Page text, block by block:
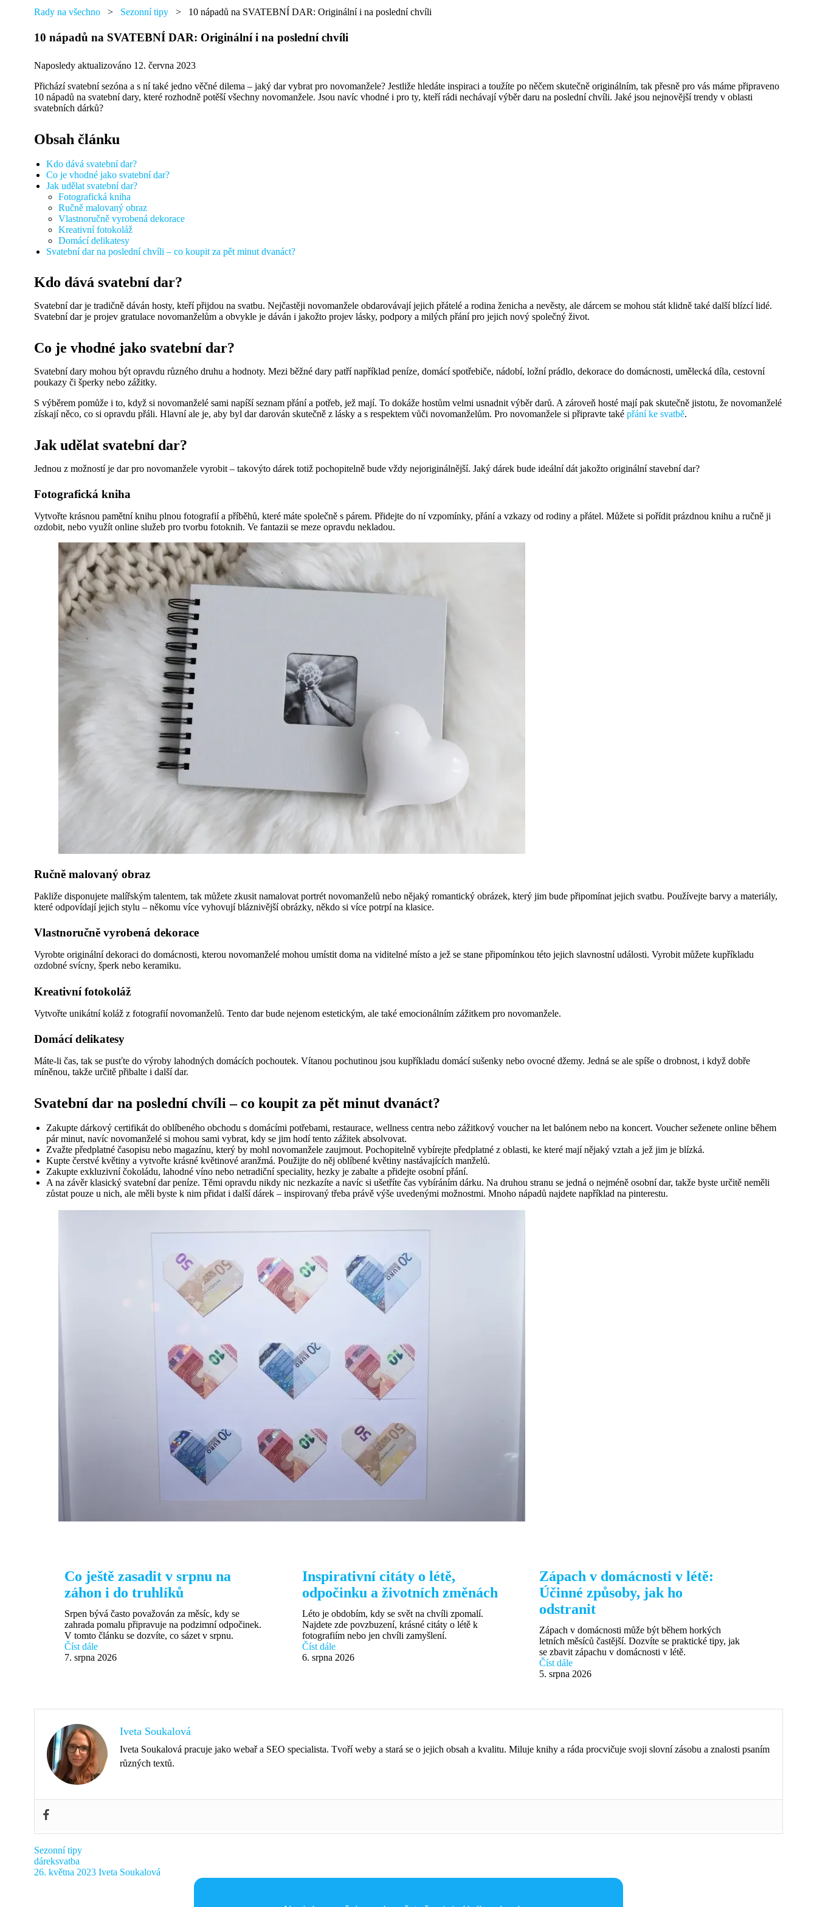
každého
Rady na všechno > Sezonní tipy > 10 nápadů na SVATEBNÍ DAR: Originální i na poslední chvíli
10 nápadů na SVATEBNÍ DAR: Originální i na poslední chvíli
Naposledy aktualizováno 12. června 2023
Přichází svatební sezóna a s ní také jedno věčné dilema – jaký dar vybrat pro novomanžele? Jestliže hledáte inspiraci a toužíte po něčem skutečně originálním, tak přesně pro vás máme připraveno
10 nápadů na svatební dary, které rozhodně potěší všechny novomanžele. Jsou navíc vhodné i pro ty, kteří rádi nechávají výběr daru na poslední chvíli. Jaké jsou nejnovější trendy v oblasti
svatebních dárků?
Obsah článku
Kdo dává svatební dar?
Co je vhodné jako svatební dar?
Jak udělat svatební dar?
Fotografická kniha
Ručně malovaný obraz
Vlastnoručně vyrobená dekorace
Kreativní fotokoláž
Domácí delikatesy
Svatební dar na poslední chvíli – co koupit za pět minut dvanáct?
Kdo dává svatební dar?
Svatební dar je tradičně dáván hosty, kteří přijdou na svatbu. Nejčastěji novomanžele obdarovávají jejich přátelé a rodina ženicha a nevěsty, ale dárcem se mohou stát klidně také další blízcí lidé.
Svatební dar je projev gratulace novomanželům a obvykle je dáván i jakožto projev lásky, podpory a milých přání pro jejich nový společný život.
Co je vhodné jako svatební dar?
Svatební dary mohou být opravdu různého druhu a hodnoty. Mezi běžné dary patří například peníze, domácí spotřebiče, nádobí, ložní prádlo, dekorace do domácnosti, umělecká díla, cestovní
poukazy či šperky nebo zážitky.
S výběrem pomůže i to, když si novomanželé sami napíší seznam přání a potřeb, jež mají. To dokáže hostům velmi usnadnit výběr darů. A zároveň hosté mají pak skutečně jistotu, že novomanželé
získají něco, co si opravdu přáli. Hlavní ale je, aby byl dar darován skutečně z lásky a s respektem vůči novomanželům. Pro novomanžele si připravte také přání ke svatbě.
Jak udělat svatební dar?
Jednou z možností je dar pro novomanžele vyrobit – takovýto dárek totiž pochopitelně bude vždy nejoriginálnější. Jaký dárek bude ideální dát jakožto originální stavební dar?
Fotografická kniha
Vytvořte krásnou pamětní knihu plnou fotografií a příběhů, které máte společně s párem. Přidejte do ní vzpomínky, přání a vzkazy od rodiny a přátel. Můžete si pořídit prázdnou knihu a ručně ji
ozdobit, nebo využít online služeb pro tvorbu fotoknih. Ve fantazii se meze opravdu nekladou.
Ručně malovaný obraz
Pakliže disponujete malířským talentem, tak můžete zkusit namalovat portrét novomanželů nebo nějaký romantický obrázek, který jim bude připomínat jejich svatbu. Používejte barvy a materiály,
které odpovídají jejich stylu – někomu více vyhovují bláznivější obrázky, někdo si více potrpí na klasice.
Vlastnoručně vyrobená dekorace
Vyrobte originální dekoraci do domácnosti, kterou novomanželé mohou umístit doma na viditelné místo a jež se stane připomínkou této jejich slavnostní události. Vyrobit můžete kupříkladu
ozdobné svícny, šperk nebo keramiku.
Kreativní fotokoláž
Vytvořte unikátní koláž z fotografií novomanželů. Tento dar bude nejenom estetickým, ale také emocionálním zážitkem pro novomanžele.
Domácí delikatesy
Máte-li čas, tak se pusťte do výroby lahodných domácích pochoutek. Vítanou pochutinou jsou kupříkladu domácí sušenky nebo ovocné džemy. Jedná se ale spíše o drobnost, i když dobře
míněnou, takže určitě přibalte i další dar.
Svatební dar na poslední chvíli – co koupit za pět minut dvanáct?
Zakupte dárkový certifikát do oblíbeného obchodu s domácími potřebami, restaurace, wellness centra nebo zážitkový voucher na let balónem nebo na koncert. Voucher seženete online během
pár minut, navíc novomanželé si mohou sami vybrat, kdy se jim hodí tento zážitek absolvovat.
Zvažte předplatné časopisu nebo magazínu, který by mohl novomanžele zaujmout. Pochopitelně vybírejte předplatné z oblasti, ke které mají nějaký vztah a jež jim je blízká.
Kupte čerstvé květiny a vytvořte krásné květinové aranžmá. Použijte do něj oblíbené květiny nastávajících manželů.
Zakupte exkluzivní čokoládu, lahodné víno nebo netradiční speciality, hezky je zabalte a přidejte osobní přání.
A na závěr klasický svatební dar peníze. Těmi opravdu nikdy nic nezkazíte a navíc si ušetříte čas vybíráním dárku. Na druhou stranu se jedná o nejméně osobní dar, takže byste určitě neměli
zůstat pouze u nich, ale měli byste k nim přidat i další dárek – inspirovaný třeba právě výše uvedenými možnostmi. Mnoho nápadů najdete například na pinterestu.
Co ještě zasadit v srpnu na
záhon i do truhlíků
Srpen bývá často považován za měsíc, kdy se
zahrada pomalu připravuje na podzimní odpočinek.
V tomto článku se dozvíte, co sázet v srpnu.
Číst dále
7. srpna 2026
Inspirativní citáty o létě,
odpočinku a životních změnách
Léto je obdobím, kdy se svět na chvíli zpomalí.
Najdete zde povzbuzení, krásné citáty o létě k
fotografiím nebo jen chvíli zamyšlení.
Číst dále
6. srpna 2026
Zápach v domácnosti v létě:
Účinné způsoby, jak ho
odstranit
Zápach v domácnosti může být během horkých
letních měsíců častější. Dozvíte se praktické tipy, jak
se zbavit zápachu v domácnosti v létě.
Číst dále
5. srpna 2026
Iveta Soukalová
Iveta Soukalová pracuje jako webař a SEO specialista. Tvoří weby a stará se o jejich obsah a kvalitu. Miluje knihy a ráda procvičuje svoji slovní zásobu a znalosti psaním
různých textů.
Sezonní tipy
dáreksvatba
26. května 2023 Iveta Soukalová